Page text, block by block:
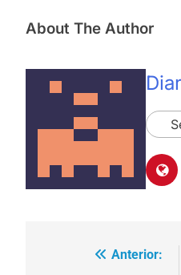
About The Author
Navegación
Anterior: